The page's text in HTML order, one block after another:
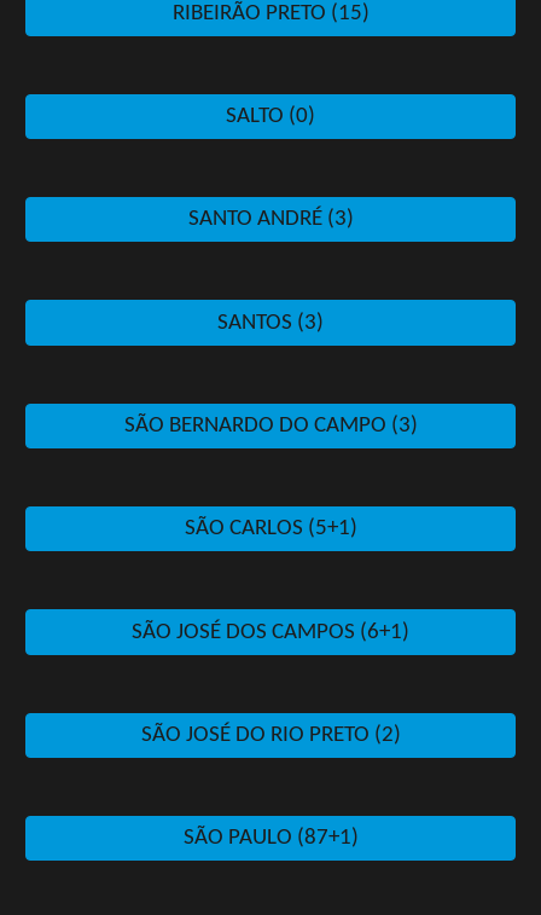
RIBEIRÃO PRETO (15)
SALTO (0)
SANTO ANDRÉ (3)
SANTOS (3)
SÃO BERNARDO DO CAMPO (3)
SÃO CARLOS (5+1)
SÃO JOSÉ DOS CAMPOS (6+1)
SÃO JOSÉ DO RIO PRETO (2)
SÃO PAULO (87+1)